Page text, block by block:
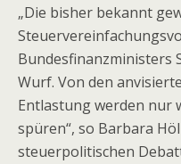
„Die bisher bekannt
Bundesfinanzministers
Wurf. Von den
Entlastung werden nur
spüren“, so Barbara
steuerpolitischen